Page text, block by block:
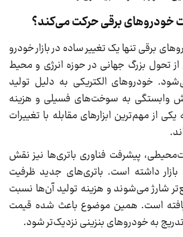
خودروهای برقی حرکت می‌کند؟
برقی تنها یک تغییر ساده در بازار خودرو
تحول بزرگ جهانی در حوزه انرژی و محیط
خودروهای الکتریکی به دلیل تولید
وابستگی به سوخت‌های فسیلی و هزینه
یکی از مهم‌ترین ابزارهای مقابله با تغییرات
پیشرفت فناوری باتری‌ها نیز نقش
داشته است. باتری‌های جدید ظرفیت
شارژ می‌شوند و هزینه تولید آن‌ها نسبت
است. همین موضوع باعث شده قیمت
به خودروهای بنزینی نزدیک‌تر شود.